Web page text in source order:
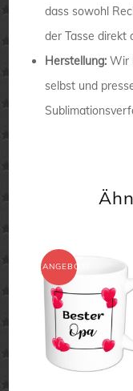
dass sowohl
der Tasse direkt
Herstellung:Wir
selbst und
ANGEBOT!